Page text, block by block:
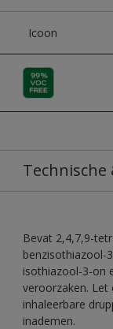
Icoon
Bevat 2,4,7,9-
benzisothiazool-
isothiazool-3-on
veroorzaken. Let
inhaleerbare
inademen.